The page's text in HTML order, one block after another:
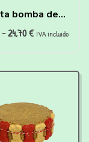
bomba de
para perros
- 24,70€ IVA incluido